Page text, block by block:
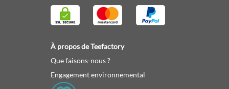
À propos de Teefactory
Que faisons-nous ?
Engagement environnemental